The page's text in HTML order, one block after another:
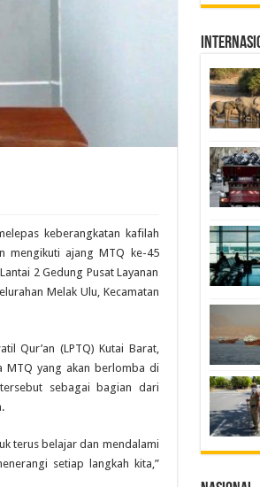
keberangkatan kafilah
mengikuti ajang MTQ ke-45
2 Gedung Pusat Layanan
Melak Ulu, Kecamatan
Qur’an (LPTQ) Kutai Barat,
MTQ yang akan berlomba di
sebagai bagian dari
terus belajar dan mendalami
setiap langkah kita,”